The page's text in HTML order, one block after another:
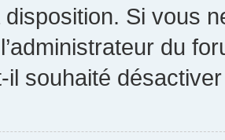
Si vous
du
il souhaité